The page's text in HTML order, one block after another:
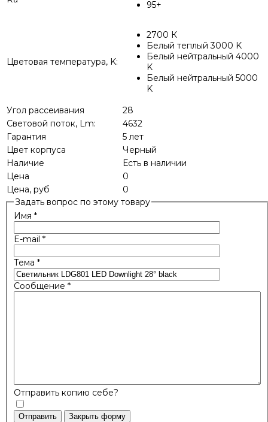
95+
Цветовая температура, K:
2700 К
Белый теплый 3000 K
Белый нейтральный 4000
K
Белый нейтральный 5000
K
Угол рассеивания
28
Световой поток, Lm:
4632
Гарантия
5 лет
Цвет корпуса
Черный
Наличие
Есть в наличии
Цена
0
Цена, руб
0
Задать вопрос по этому товару
Имя *
E-mail *
Тема *
Сообщение *
Отправить копию себе?
Отправить Закрыть форму